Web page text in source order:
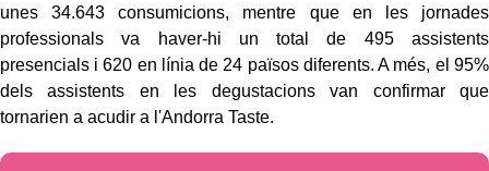
unes 34.643 consumicions, mentre que en les jornades
professionals va haver-hi un total de 495 assistents
presencials i 620 en línia de 24 països diferents. A més, el 95%
dels assistents en les degustacions van confirmar que
tornarien a acudir a l'Andorra Taste.